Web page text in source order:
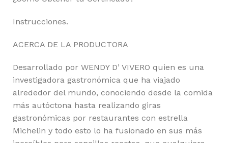
Instrucciones.
ACERCA DE LA PRODUCTORA
Desarrollado por WENDY D’ VIVERO quien es una
investigadora gastronómica que ha viajado
alrededor del mundo, conociendo desde la comida
más autóctona hasta realizando giras
gastronómicas por restaurantes con estrella
Michelin y todo esto lo ha fusionado en sus más